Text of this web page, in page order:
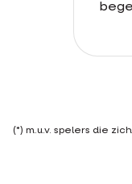
(*) m.u.v. spelers die